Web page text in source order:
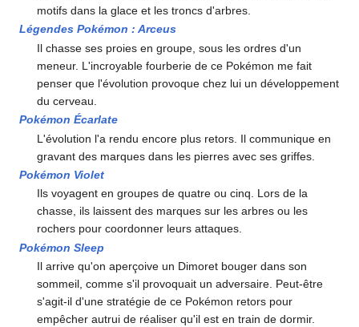
motifs dans la glace et les troncs d'arbres.
Légendes Pokémon : Arceus
Il chasse ses proies en groupe, sous les ordres d'un
meneur. L'incroyable fourberie de ce Pokémon me fait
penser que l'évolution provoque chez lui un développement
du cerveau.
Pokémon Écarlate
L'évolution l'a rendu encore plus retors. Il communique en
gravant des marques dans les pierres avec ses griffes.
Pokémon Violet
Ils voyagent en groupes de quatre ou cinq. Lors de la
chasse, ils laissent des marques sur les arbres ou les
rochers pour coordonner leurs attaques.
Pokémon Sleep
Il arrive qu'on aperçoive un Dimoret bouger dans son
sommeil, comme s'il provoquait un adversaire. Peut-être
s'agit-il d'une stratégie de ce Pokémon retors pour
empêcher autrui de réaliser qu'il est en train de dormir.